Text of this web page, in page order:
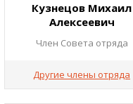
Кузнецов Михаил
Алексеевич
Член Совета отряда
Другие члены отряда